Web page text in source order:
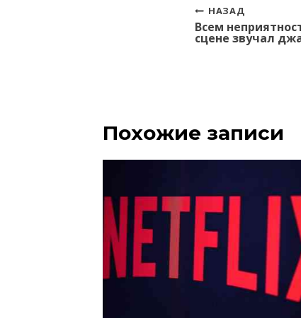
Навигация
по
записям
НАЗАД
Всем
сцене звучал
Похожие записи